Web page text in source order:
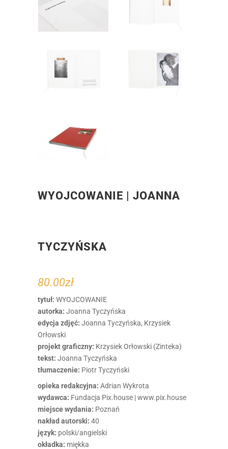
WYOJCOWANIE | JOANNA
TYCZYŃSKA
80.00zł
tytuł: WYOJCOWANIE
autorka: Joanna Tyczyńska
edycja zdjęć: Joanna Tyczyńska, Krzysiek
Orłowski
projekt graficzny: Krzysiek Orłowski (Zinteka)
tekst: Joanna Tyczyńska
tłumaczenie: Piotr Tyczyński
opieka redakcyjna: Adrian Wykrota
wydawca: Fundacja Pix.house | www.pix.house
miejsce wydania: Poznań
nakład autorski: 40
język: polski/angielski
okładka: miękka